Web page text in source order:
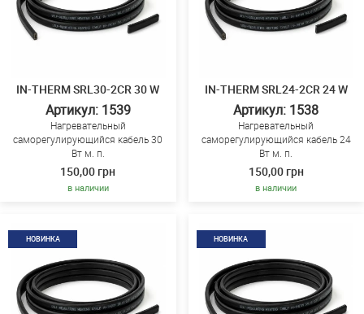
IN-THERM SRL30-2CR 30 W
Артикул: 1539
Нагревательный
саморегулирующийся кабель 30
Вт м. п.
150,00 грн
в наличии
IN-THERM SRL24-2CR 24 W
Артикул: 1538
Нагревательный
саморегулирующийся кабель 24
Вт м. п.
150,00 грн
в наличии
НОВИНКА НОВИНКА